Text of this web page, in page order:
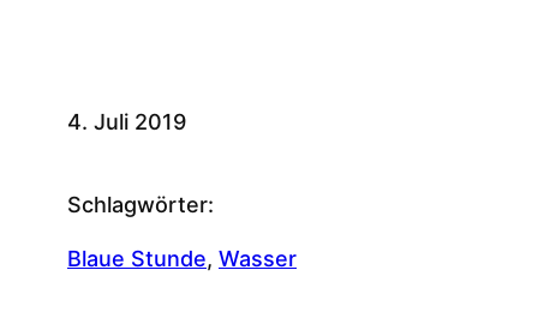
4. Juli 2019
Schlagwörter:
Blaue Stunde, Wasser